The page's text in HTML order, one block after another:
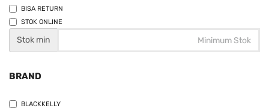
BISA RETURN
STOK ONLINE
Stok min
BRAND
BLACKKELLY